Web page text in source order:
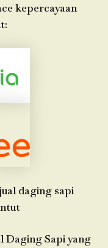
kepercayaan
daging sapi
Daging Sapi yang